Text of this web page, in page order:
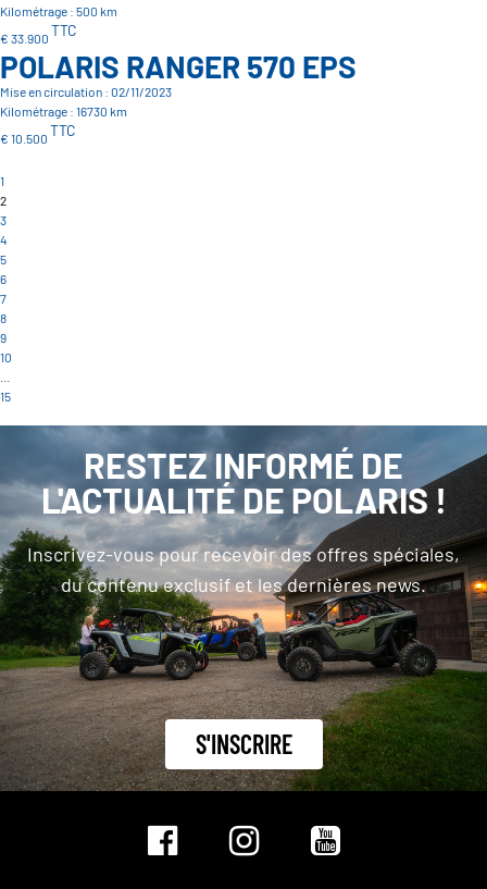
Kilométrage : 500 km
€ 33.900 TTC
POLARIS RANGER 570 EPS
Mise en circulation : 02/11/2023
Kilométrage : 16730 km
€ 10.500 TTC
1
2
3
4
5
6
7
8
9
10
15
RESTEZ INFORMÉ DE
L'ACTUALITÉ DE POLARIS !
Inscrivez-vous pour recevoir des offres spéciales,
du contenu exclusif et les dernières news.
S'INSCRIRE